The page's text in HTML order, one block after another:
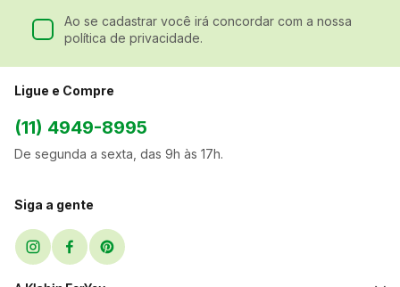
Ao se cadastrar você irá concordar com a nossa
política de privacidade.
Ligue e Compre
(11) 4949-8995
De segunda a sexta, das 9h às 17h.
Siga a gente